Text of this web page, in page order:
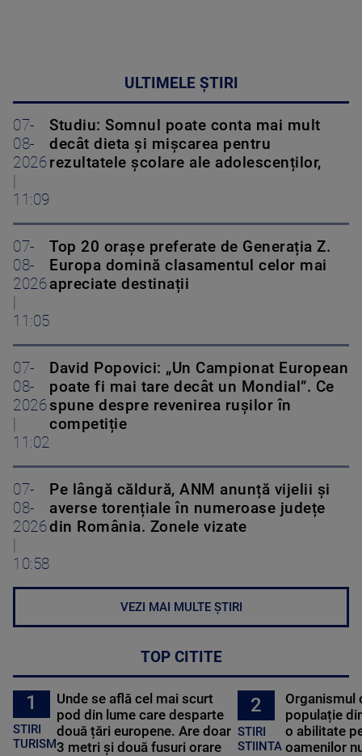
ULTIMELE ȘTIRI
07-
08-
2026
|
11:09
Studiu: Somnul poate conta mai mult
decât dieta și mișcarea pentru
rezultatele școlare ale adolescenților,
07-
08-
2026
|
11:05
Top 20 orașe preferate de Generația Z.
Europa domină clasamentul celor mai
apreciate destinații
07-
08-
2026
|
11:02
David Popovici: „Un Campionat European
poate fi mai tare decât un Mondial”. Ce
spune despre revenirea rușilor în
competiție
07-
08-
2026
|
10:58
Pe lângă căldură, ANM anunță vijelii și
averse torențiale în numeroase județe
din România. Zonele vizate
VEZI MAI MULTE ȘTIRI
TOP CITITE
1
STIRI
TURISM
Unde se află cel mai scurt
pod din lume care desparte
două țări europene. Are doar
3 metri și două fusuri orare
2
STIRI
STIINTA
Organismul
populație
o abilitate
oamenilor